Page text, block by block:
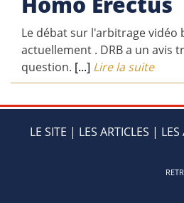
Le débat sur l'arbitrage vidéo
actuellement . DRB a un avis
question. [...] Lire la suite
LE SITE | LES ARTICLES |